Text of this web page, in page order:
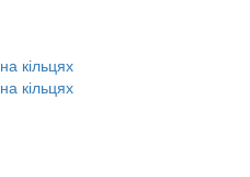
кільцях
кільцях